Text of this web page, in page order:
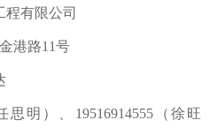
有限公司
金港路11号
思明）、19516914555（徐旺